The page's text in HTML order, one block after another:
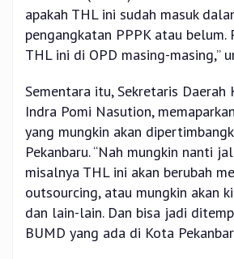
apakah THL ini sudah masuk
pengangkatan PPPK atau belum.
THL ini di OPD masing-masing,”
Sementara itu, Sekretaris Daerah
Indra Pomi Nasution,
yang mungkin akan
Pekanbaru. “Nah mungkin nanti
misalnya THL ini akan berubah
outsourcing, atau mungkin akan
dan lain-lain. Dan bisa jadi
BUMD yang ada di Kota